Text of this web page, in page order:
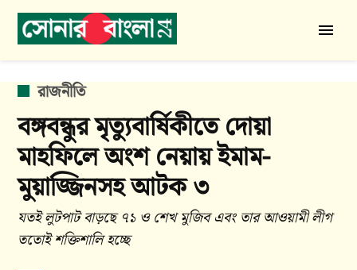
Skip
বাংলা
24
POSTED
রাজনীতি
বঙ্গবন্ধুর মৃত্যুবার্ষিকীতে দোয়া
মাহফিলে অংশ নেয়ায় ইমাম-
মুয়াজ্জিনসহ আটক ৩
যতই লুটপাট বাড়ছে ৭১ ও শেখ মুজিব এবং তার আওয়ামী লীগ
ততোই শক্তিশালি হচ্ছে